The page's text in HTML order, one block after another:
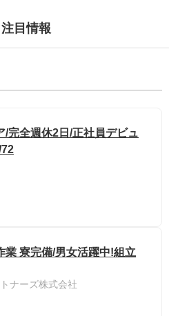
注目情報
/完全週休2日/正社員デビュ
業 寮完備/男女活躍中!組立
ナーズ株式会社